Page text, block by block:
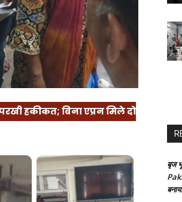
हकीकत; बिना एप्रन मिले दो
बृज